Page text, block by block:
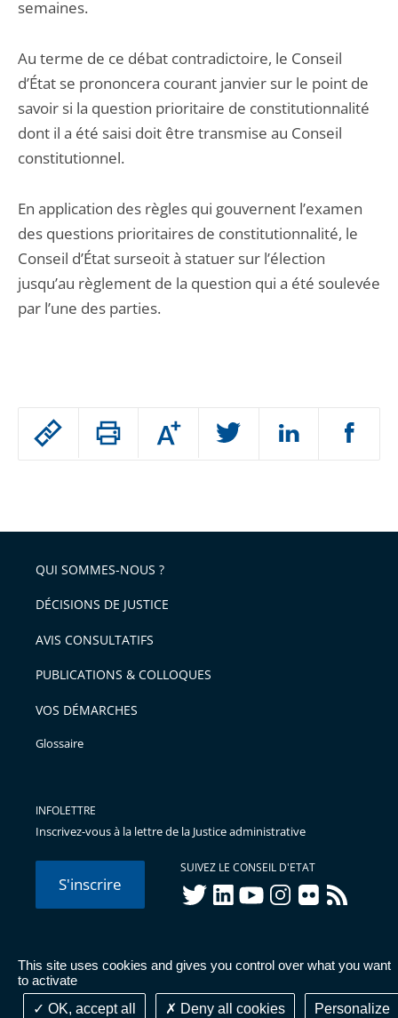
This site uses cookies and gives you control over what you want
to activate
OK, accept all
Deny all cookies Personalize
Passer
arriver
après
Augmenter
ou
l'article
pour
avant
semaines.
Au terme de ce débat contradictoire, le Conseil
d’État se prononcera courant janvier sur le point de
savoir si la question prioritaire de constitutionnalité
dont il a été saisi doit être transmise au Conseil
constitutionnel.
En application des règles qui gouvernent l’examen
des questions prioritaires de constitutionnalité, le
Conseil d’État surseoit à statuer sur l’élection
jusqu’au règlement de la question qui a été soulevée
par l’une des parties.
QUI SOMMES-NOUS ?
DÉCISIONS DE JUSTICE
AVIS CONSULTATIFS
PUBLICATIONS & COLLOQUES
VOS DÉMARCHES
Glossaire
INFOLETTRE
Inscrivez-vous à la lettre de la Justice administrative
S'inscrire
SUIVEZ LE CONSEIL D'ETAT
twitterlinkedInyoutubeinstagram
flickr rss
© Conseil d'État 2026 - Mentions légales
Données
personnelles-Publications administratives-Accessibilité :
partiellement conforme